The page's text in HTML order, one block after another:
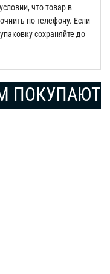
что товар в
по телефону. Если
сохраняйте до
ПОКУПАЮТ